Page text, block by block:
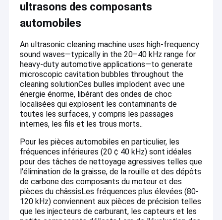
Maison
Produits
Exposition de VR
ultrasons des composants
automobiles
An ultrasonic cleaning machine uses high-frequency
sound waves—typically in the 20–40 kHz range for
heavy-duty automotive applications—to generate
microscopic cavitation bubbles throughout the
cleaning solutionCes bulles implodent avec une
énergie énorme, libérant des ondes de choc
localisées qui explosent les contaminants de
toutes les surfaces, y compris les passages
internes, les fils et les trous morts..
Pour les pièces automobiles en particulier, les
fréquences inférieures (20 ¢ 40 kHz) sont idéales
pour des tâches de nettoyage agressives telles que
l'élimination de la graisse, de la rouille et des dépôts
de carbone des composants du moteur et des
pièces du châssis Les fréquences plus élevées (80-
120 kHz) conviennent aux pièces de précision telles
que les injecteurs de carburant, les capteurs et les
L'équipement de nettoyage à ultrasons de la baleine bleue de
Guangdong, Ltd.est un fabricant professionnel avec 20 ans
d'expérience dans la technologie de nettoyage par
ultrasons.Nous sommes spécialisés dans la conception et la
fabrication d'une gamme complète de machines de nettoyage